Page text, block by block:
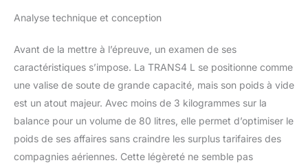
Analyse technique et conception
Avant de la mettre à l’épreuve, un examen de ses
caractéristiques s’impose. La TRANS4 L se positionne comme
une valise de soute de grande capacité, mais son poids à vide
est un atout majeur. Avec moins de 3 kilogrammes sur la
balance pour un volume de 80 litres, elle permet d’optimiser le
poids de ses affaires sans craindre les surplus tarifaires des
compagnies aériennes. Cette légèreté ne semble pas